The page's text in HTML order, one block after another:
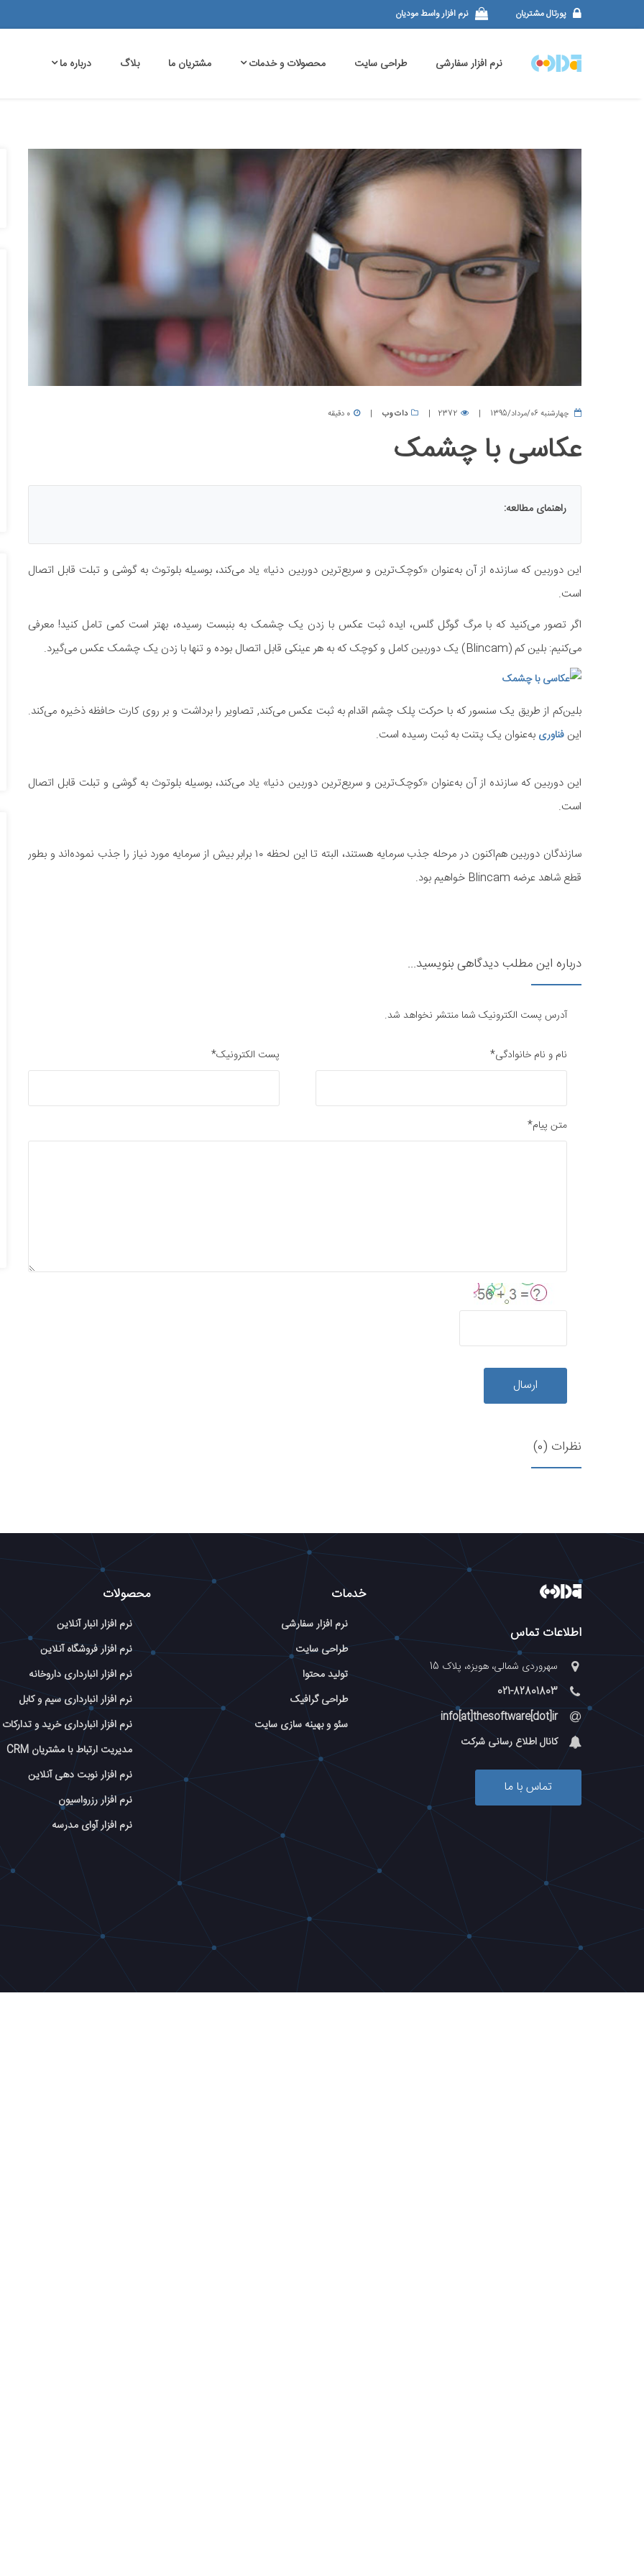
پورتال مشتریان نرم افزار واسط مودیان
نرم افزار سفارشی طراحی سایت محصولات و خدمات مشتریان ما بلاگ درباره ما
چهارشنبه 06/مرداد/1395 2372 دات وب 0 دقیقه
عکاسی با چشمک
راهنمای مطالعه:
این دوربین که سازنده از آن به‌عنوان «کوچک‌ترین و سریع‌ترین دوربین دنیا» یاد می‌کند، بوسیله بلوتوث به گوشی و تبلت قابل اتصال
است.
اگر تصور می‌کنید که با مرگ گوگل گلس، ایده ثبت عکس با زدن یک چشمک‌ به بن‎بست رسیده، بهتر است کمی تامل کنید! معرفی
می‌کنیم: بلین کم (Blincam) یک دوربین کامل و کوچک که به هر عینکی قابل اتصال بوده و تنها با زدن یک چشمک عکس می‌گیرد.
بلین‌کم از طریق یک سنسور که با حرکت پلک چشم اقدام به ثبت عکس ‌می‌کند, تصاویر را برداشت و بر روی کارت حافظه ذخیره می‌کند.
این فناوری به‌عنوان یک پتنت به ثبت رسیده است.
این دوربین که سازنده از آن به‌عنوان «کوچک‌ترین و سریع‌ترین دوربین دنیا» یاد می‌کند، بوسیله بلوتوث به گوشی و تبلت قابل اتصال
است.
سازندگان دوربین هم‌اکنون در مرحله جذب سرمایه هستند، البته تا این لحظه ۱۰ برابر بیش از سرمایه مورد نیاز را جذب نموده‌اند و بطور
قطع شاهد عرضه Blincam خواهیم بود.
درباره این مطلب دیدگاهی بنویسید...
آدرس پست الکترونیک شما منتشر نخواهد شد.
نام و نام خانوادگی* پست الکترونیک*
متن پیام*
ارسال
نظرات (0)
اطلاعات تماس
سهروردی شمالی، هویزه، پلاک 15
021-82801803
info[at]thesoftware[dot]ir
کانال اطلاع رسانی شرکت
تماس با ما
خدمات
نرم افزار سفارشی
طراحی سایت
تولید محتوا
طراحی گرافیک
سئو و بهینه سازی سایت
محصولات
نرم افزار انبار آنلاین
نرم افزار فروشگاه آنلاین
نرم افزار انبارداری داروخانه
نرم افزار انبارداری سیم و کابل
نرم افزار انبارداری خرید و تدارکات
مدیریت ارتباط با مشتریان CRM
نرم افزار نوبت دهی آنلاین
نرم افزار رزرواسیون
نرم افزار آوای مدرسه